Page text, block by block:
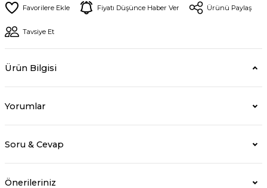
Fiyatı Düşünce Haber Ver Ürünü Paylaş
Tavsiye Et
Ürün Bilgisi
Yorumlar
Soru & Cevap
Önerileriniz